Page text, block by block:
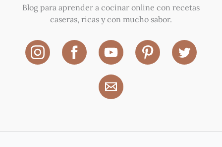
Blog para aprender a cocinar online con recetas
caseras, ricas y con mucho sabor.